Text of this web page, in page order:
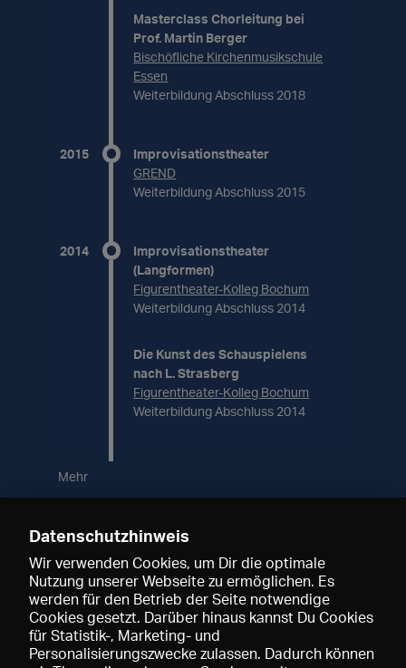
Masterclass Chorleitung bei
Prof. Martin Berger
Bischöfliche Kirchenmusikschule
Essen
Weiterbildung Abschluss 2018
2015
Improvisationstheater
GREND
Weiterbildung Abschluss 2015
2014
Improvisationstheater
(Langformen)
Figurentheater-Kolleg Bochum
Weiterbildung Abschluss 2014
Die Kunst des Schauspielens
nach L. Strasberg
Figurentheater-Kolleg Bochum
Weiterbildung Abschluss 2014
Mehr
Kontakt
NMolGesang@posteo.de
Datenschutzhinweis
Wir verwenden Cookies, um Dir die optimale
Nutzung unserer Webseite zu ermöglichen. Es
werden für den Betrieb der Seite notwendige
Cookies gesetzt. Darüber hinaus kannst Du Cookies
für Statistik-, Marketing- und
Personalisierungszwecke zulassen. Dadurch können